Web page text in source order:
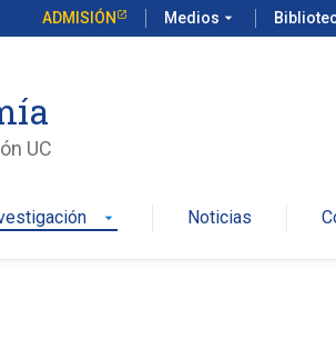
ADMISIÓN Medios arrow_drop_down
UC
arrow_drop_down Noticias